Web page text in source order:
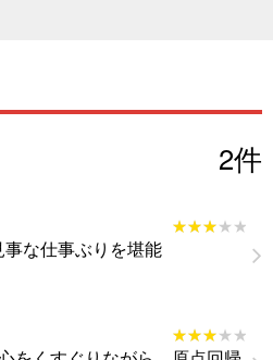
2件
★★★★★
★★★★★
な仕事ぶりを堪能
★★★★★
★★★★★